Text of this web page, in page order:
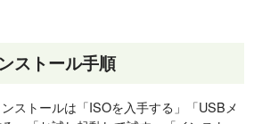
ストール手順
ストールは「ISOを入手する」「USBメ